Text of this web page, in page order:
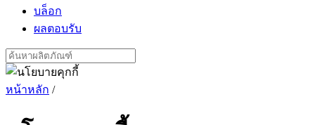
บล็อก
ผลตอบรับ
หน้าหลัก /